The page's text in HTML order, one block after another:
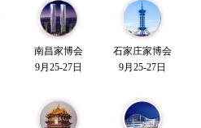
南昌家博会
9月25-27日
石家庄家博会
9月25-27日